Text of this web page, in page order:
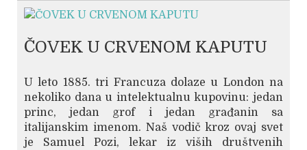
ČOVEK U CRVENOM KAPUTU
U leto 1885. tri Francuza dolaze u London na
nekoliko dana u intelektualnu kupovinu: jedan
princ, jedan grof i jedan građanin sa
italijanskim imenom. Naš vodič kroz ovaj svet
je Samuel Pozi, lekar iz viših društvenih